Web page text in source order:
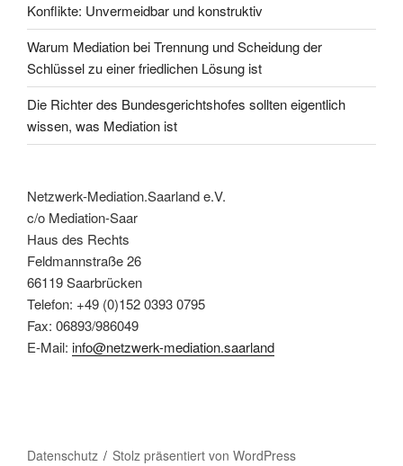
Konflikte: Unvermeidbar und konstruktiv
Warum Mediation bei Trennung und Scheidung der
Schlüssel zu einer friedlichen Lösung ist
Die Richter des Bundesgerichtshofes sollten eigentlich
wissen, was Mediation ist
Netzwerk-Mediation.Saarland e.V.
c/o Mediation-Saar
Haus des Rechts
Feldmannstraße 26
66119 Saarbrücken
Telefon: +49 (0)152 0393 0795
Fax: 06893/986049
E-Mail: info@netzwerk-mediation.saarland
Datenschutz Stolz präsentiert von WordPress